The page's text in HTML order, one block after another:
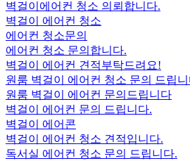
벽걸이에어컨 청소 의뢰합니다.
벽걸이 에어컨 청소
에어컨 청소문의
에어컨 청소 문의합니다.
벽걸이 에어컨 견적부탁드려요!
원룸 벽걸이 에어컨 청소 문의 드립니
원룸 벽걸이 에어컨 문의드립니다
벽걸이 에어컨 문의 드립니다.
벽걸이 에어콘
벽걸이 에어컨 청소 견적입니다.
독서실 에어컨 청소 문의 드립니다.